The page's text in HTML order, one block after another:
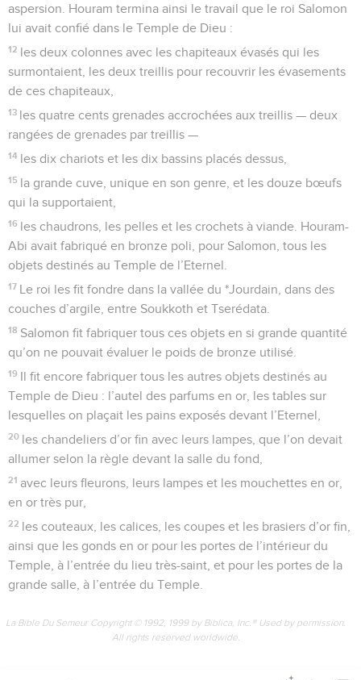
aspersion. Houram termina ainsi le travail que le roi Salomon
lui avait confié dans le Temple de Dieu :
12 les deux colonnes avec les chapiteaux évasés qui les
surmontaient, les deux treillis pour recouvrir les évasements
de ces chapiteaux,
13 les quatre cents grenades accrochées aux treillis — deux
rangées de grenades par treillis —
14 les dix chariots et les dix bassins placés dessus,
15 la grande cuve, unique en son genre, et les douze bœufs
qui la supportaient,
16 les chaudrons, les pelles et les crochets à viande. Houram-
Abi avait fabriqué en bronze poli, pour Salomon, tous les
objets destinés au Temple de l’Eternel.
17 Le roi les fit fondre dans la vallée du *Jourdain, dans des
couches d’argile, entre Soukkoth et Tserédata.
18 Salomon fit fabriquer tous ces objets en si grande quantité
qu’on ne pouvait évaluer le poids de bronze utilisé.
19 Il fit encore fabriquer tous les autres objets destinés au
Temple de Dieu : l’autel des parfums en or, les tables sur
lesquelles on plaçait les pains exposés devant l’Eternel,
20 les chandeliers d’or fin avec leurs lampes, que l’on devait
allumer selon la règle devant la salle du fond,
21 avec leurs fleurons, leurs lampes et les mouchettes en or,
en or très pur,
22 les couteaux, les calices, les coupes et les brasiers d’or fin,
ainsi que les gonds en or pour les portes de l’intérieur du
Temple, à l’entrée du lieu très-saint, et pour les portes de la
grande salle, à l’entrée du Temple.
La Bible Du Semeur Copyright © 1992, 1999 by Biblica, Inc.® Used by permission.
All rights reserved worldwide.